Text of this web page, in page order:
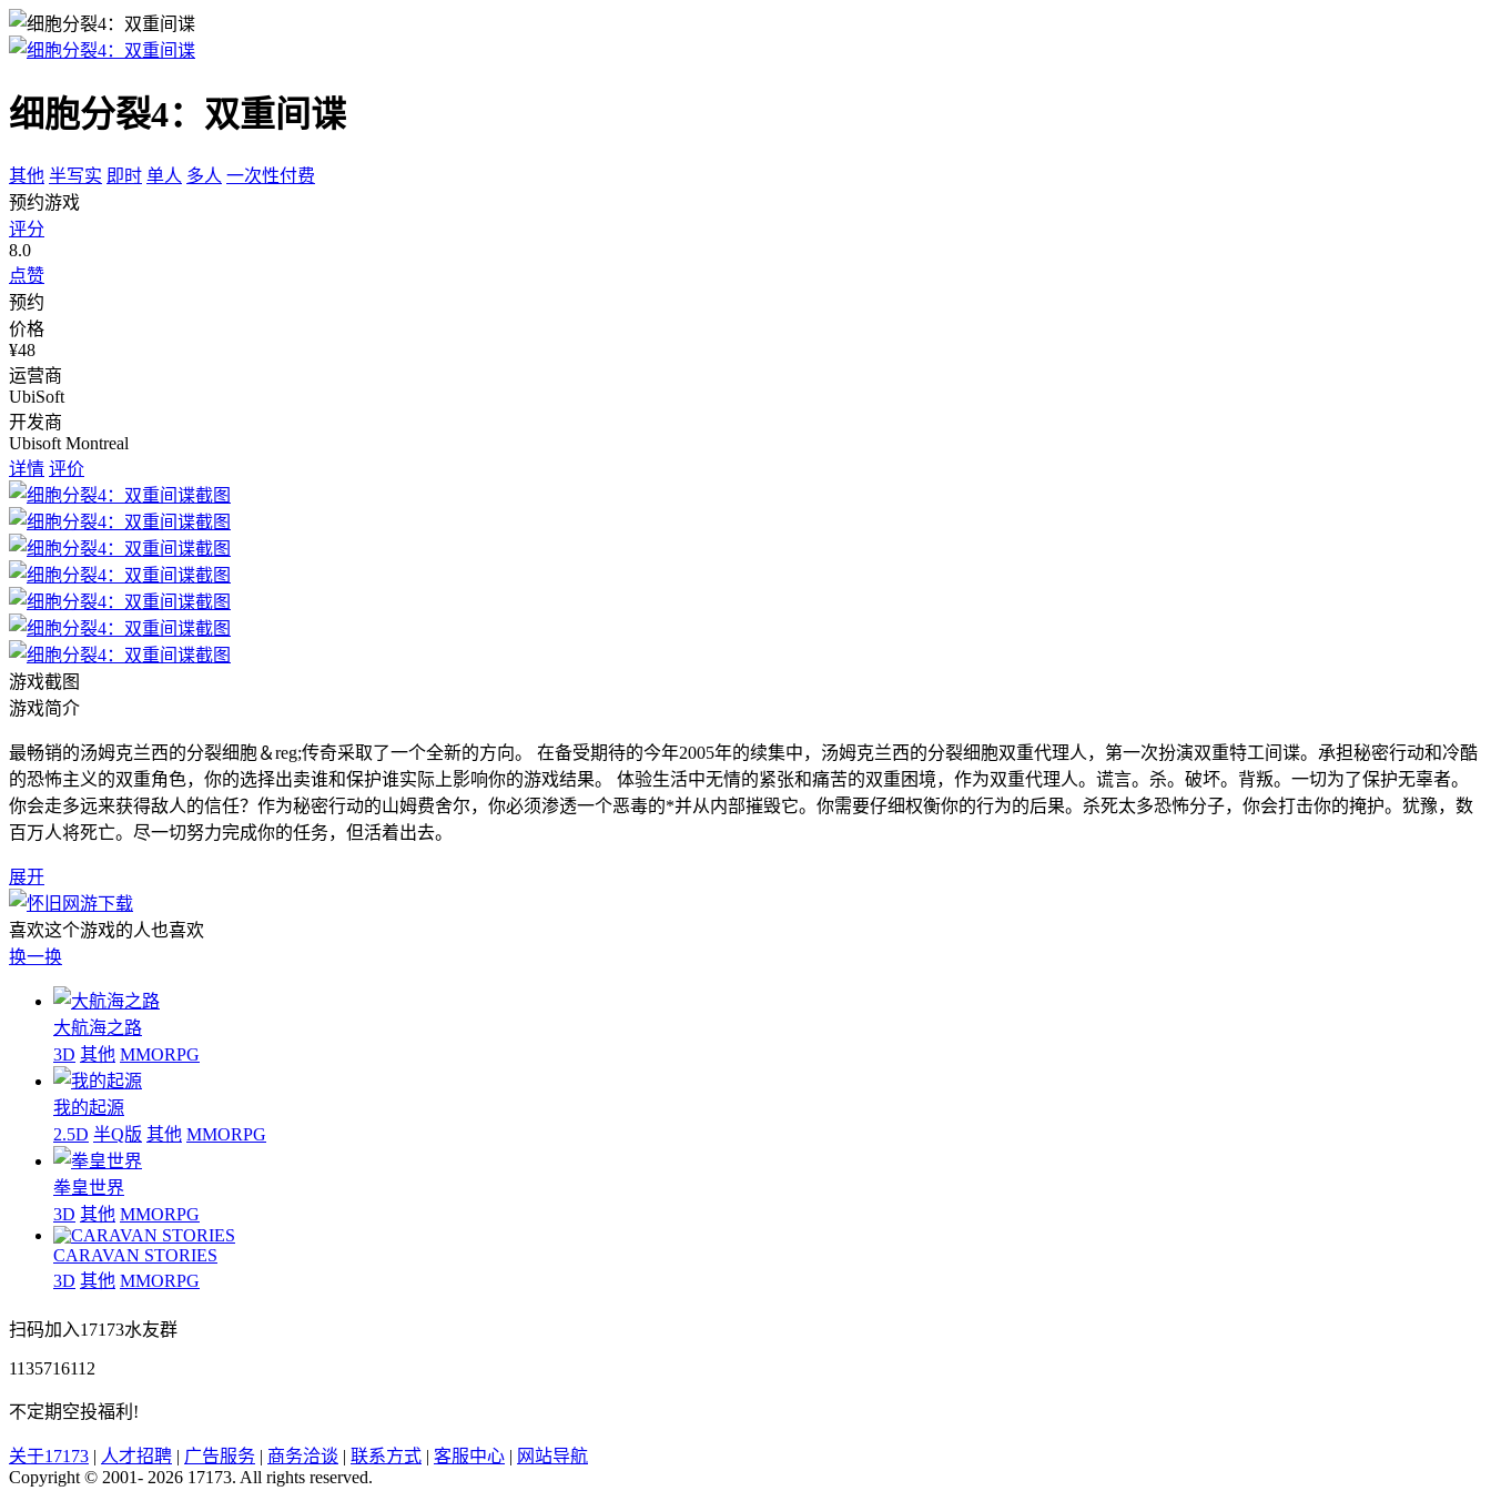
细胞分裂4：双重间谍
其他 半写实 即时 单人 多人 一次性付费
预约游戏
评分
8.0
点赞
预约
价格
¥48
运营商
UbiSoft
开发商
Ubisoft Montreal
详情 评价
游戏截图
游戏简介
最畅销的汤姆克兰西的分裂细胞＆reg;传奇采取了一个全新的方向。 在备受期待的今年2005年的续集中，汤姆克兰西的分裂细胞双重代理人，第一次扮演双重特工间谍。承担秘密行动和冷酷
的恐怖主义的双重角色，你的选择出卖谁和保护谁实际上影响你的游戏结果。 体验生活中无情的紧张和痛苦的双重困境，作为双重代理人。谎言。杀。破坏。背叛。一切为了保护无辜者。
你会走多远来获得敌人的信任？作为秘密行动的山姆费舍尔，你必须渗透一个恶毒的*并从内部摧毁它。你需要仔细权衡你的行为的后果。杀死太多恐怖分子，你会打击你的掩护。犹豫，数
百万人将死亡。尽一切努力完成你的任务，但活着出去。
展开
喜欢这个游戏的人也喜欢
换一换
大航海之路
3D 其他 MMORPG
我的起源
2.5D 半Q版 其他 MMORPG
拳皇世界
3D 其他 MMORPG
CARAVAN STORIES
3D 其他 MMORPG
扫码加入17173水友群
1135716112
不定期空投福利!
关于17173 | 人才招聘 | 广告服务 | 商务洽谈 | 联系方式 | 客服中心 | 网站导航
Copyright © 2001- 2026 17173. All rights reserved.